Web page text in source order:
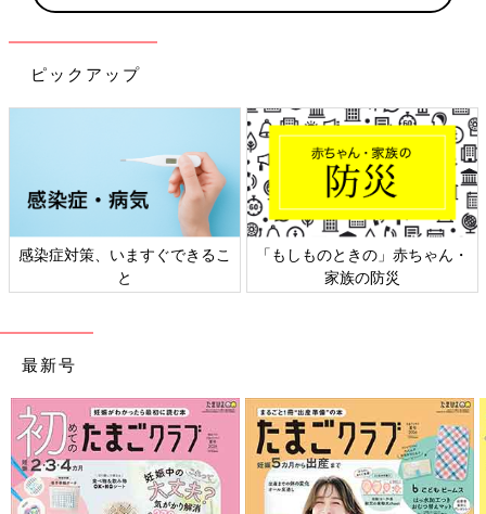
ピックアップ
感染症対策、いますぐできるこ
と
「もしものときの」赤ちゃん・
家族の防災
最新号